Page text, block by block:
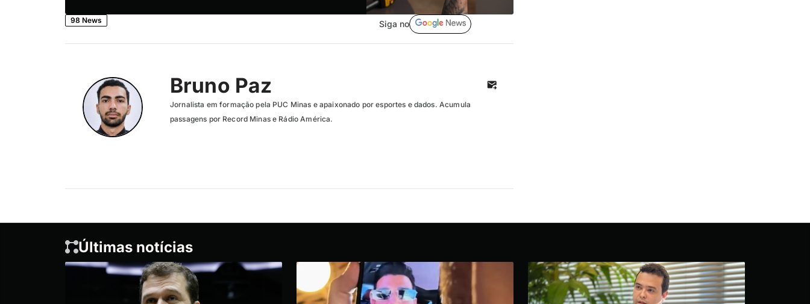
98 News Siga no
Bruno Paz
Jornalista em formação pela PUC Minas e apaixonado por esportes e dados. Acumula
passagens por Record Minas e Rádio América.
Últimas notícias